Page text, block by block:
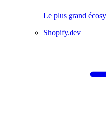
Le plus grand
Shopify.dev